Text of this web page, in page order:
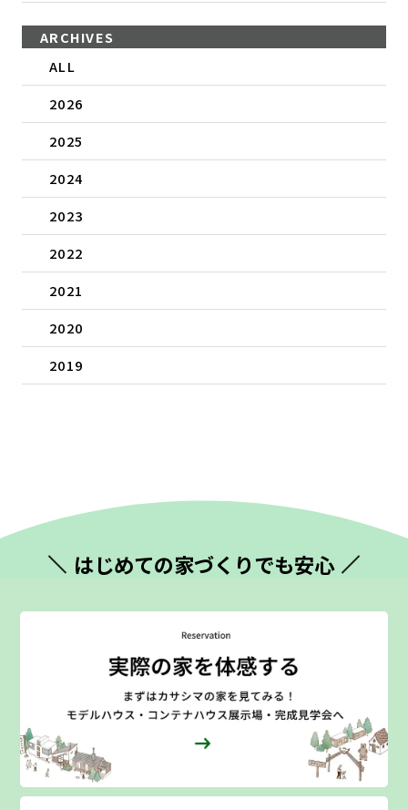
ARCHIVES
ALL
2026
2025
2024
2023
2022
2021
2020
2019
はじめての家づくりでも安心